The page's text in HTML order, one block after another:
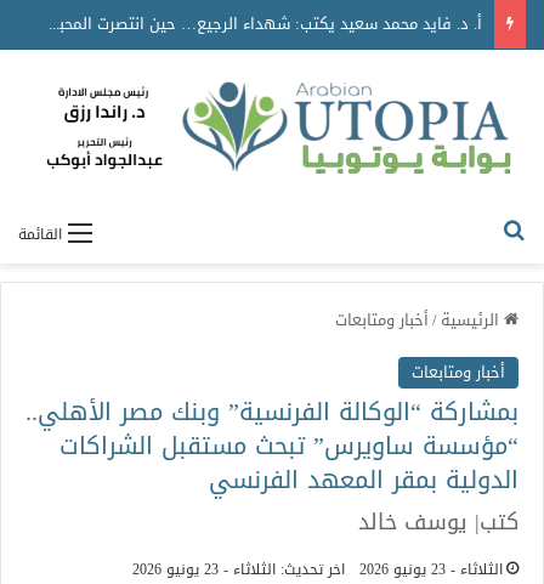
أ. د. فايد محمد سعيد يكتب: شهداء الرجيع… حين انتصرت المحبة على الموت
القائمة
الرئيسية/أخبار ومتابعات
أخبار ومتابعات
بمشاركة “الوكالة الفرنسية” وبنك مصر الأهلي..
“مؤسسة ساويرس” تبحث مستقبل الشراكات
الدولية بمقر المعهد الفرنسي
كتب| يوسف خالد
الثلاثاء - 23 يونيو 2026
اخر تحديث: الثلاثاء - 23 يونيو 2026